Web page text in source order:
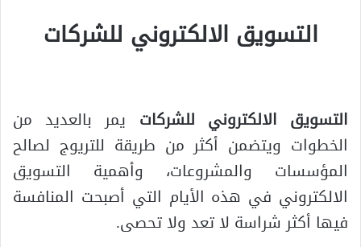
التسويق الالكتروني للشركات
التسويق الالكتروني للشركات يمر بالعديد من
الخطوات ويتضمن أكثر من طريقة للتريوج لصالح
المؤسسات والمشروعات، وأهمية التسويق
الالكتروني في هذه الأيام التي أصبحت المنافسة
فيها أكثر شراسة لا تعد ولا تحصى.